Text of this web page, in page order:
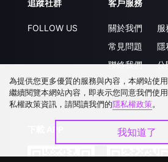
追蹤社群
FOLLOW US
客戶服務
關於我們
常見問題
聯絡我們
升級VIP
服
隱
公
合
為提供您更多優質的服務與內容，本網站使
繼續閱覽本網站內容，即表示您同意我們使
私權政策資訊，請閱讀我們的隱私權政策。
我知道了